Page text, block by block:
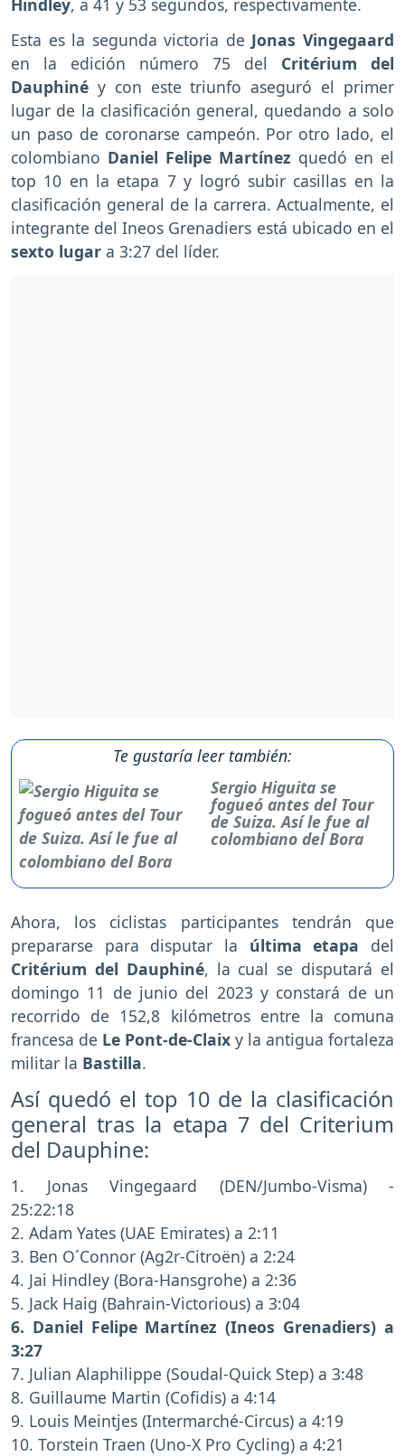
Hindley, a 41 y 53 segundos, respectivamente.
Esta es la segunda victoria de Jonas Vingegaard
en la edición número 75 del Critérium del
Dauphiné y con este triunfo aseguró el primer
lugar de la clasificación general, quedando a solo
un paso de coronarse campeón. Por otro lado, el
colombiano Daniel Felipe Martínez quedó en el
top 10 en la etapa 7 y logró subir casillas en la
clasificación general de la carrera. Actualmente, el
integrante del Ineos Grenadiers está ubicado en el
sexto lugar a 3:27 del líder.
Te gustaría leer también:
Sergio Higuita se
fogueó antes del Tour
de Suiza. Así le fue al
colombiano del Bora
Ahora, los ciclistas participantes tendrán que
prepararse para disputar la última etapa del
Critérium del Dauphiné, la cual se disputará el
domingo 11 de junio del 2023 y constará de un
recorrido de 152,8 kilómetros entre la comuna
francesa de Le Pont-de-Claix y la antigua fortaleza
militar la Bastilla.
Así quedó el top 10 de la clasificación
general tras la etapa 7 del Criterium
del Dauphine:
1. Jonas Vingegaard (DEN/Jumbo-Visma) -
25:22:18
2. Adam Yates (UAE Emirates) a 2:11
3. Ben O´Connor (Ag2r-Citroën) a 2:24
4. Jai Hindley (Bora-Hansgrohe) a 2:36
5. Jack Haig (Bahrain-Victorious) a 3:04
6. Daniel Felipe Martínez (Ineos Grenadiers) a
3:27
7. Julian Alaphilippe (Soudal-Quick Step) a 3:48
8. Guillaume Martin (Cofidis) a 4:14
9. Louis Meintjes (Intermarché-Circus) a 4:19
10. Torstein Traen (Uno-X Pro Cycling) a 4:21